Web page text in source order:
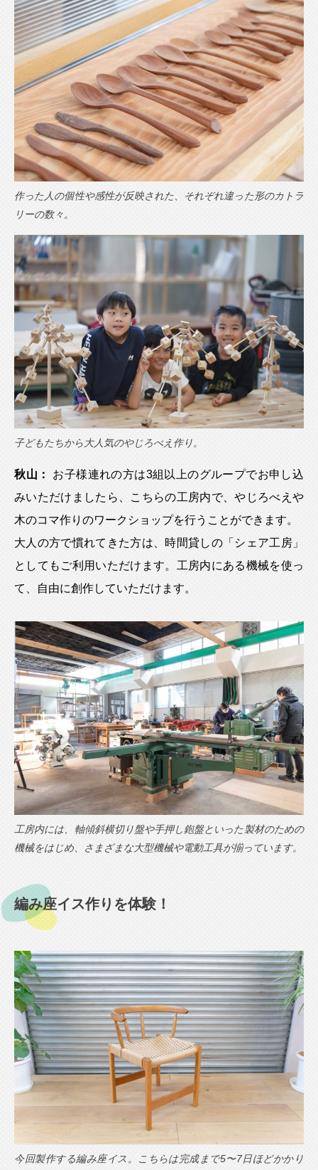
作った人の個性や感性が反映された、それぞれ違った形のカトラ
リーの数々。
子どもたちから大人気のやじろべえ作り。
秋山：
お子様連れの方は3組以上のグループでお申し込
みいただけましたら、こちらの工房内で、やじろべえや
木のコマ作りのワークショップを行うことができます。
大人の方で慣れてきた方は、時間貸しの「シェア工房」
としてもご利用いただけます。工房内にある機械を使っ
て、自由に創作していただけます。
工房内には、軸傾斜横切り盤や手押し鉋盤といった製材のための
機械をはじめ、さまざまな大型機械や電動工具が揃っています。
編み座イス作りを体験！
今回製作する編み座イス。こちらは完成まで5〜7日ほどかかり